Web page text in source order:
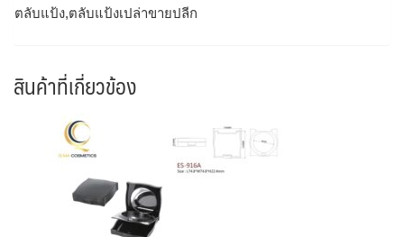
ตลับแป้ง,ตลับแป้งเปล่าขายปลีก
สินค้าที่เกี่ยวข้อง